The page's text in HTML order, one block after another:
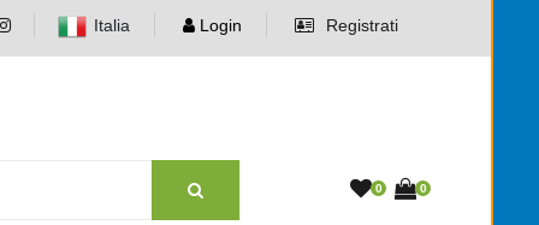
Italia Login Registrati
0 0